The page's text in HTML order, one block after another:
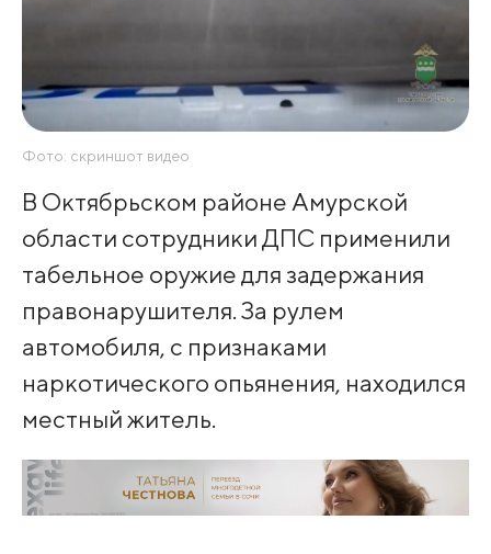
Фото: скриншот видео
В Октябрьском районе Амурской
области сотрудники ДПС применили
табельное оружие для задержания
правонарушителя. За рулем
автомобиля, с признаками
наркотического опьянения, находился
местный житель.